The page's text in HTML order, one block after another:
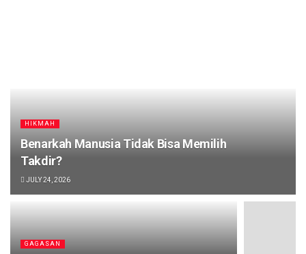
HIKMAH
Benarkah Manusia Tidak Bisa Memilih
Takdir?
JULY 24, 2026
GAGASAN